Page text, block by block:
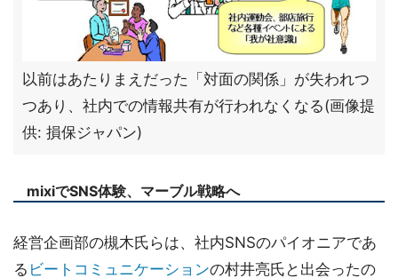
以前はあたりまえだった「対面の関係」が失われつ
つあり、社内での情報共有が行われなくなる(画像提
供: 損保ジャパン)
mixiでSNS体験、マーブル戦略へ
経営企画部の槻木氏らは、社内SNSのパイオニアであ
る ビートコミュニケーションの村井亮氏と出会ったの